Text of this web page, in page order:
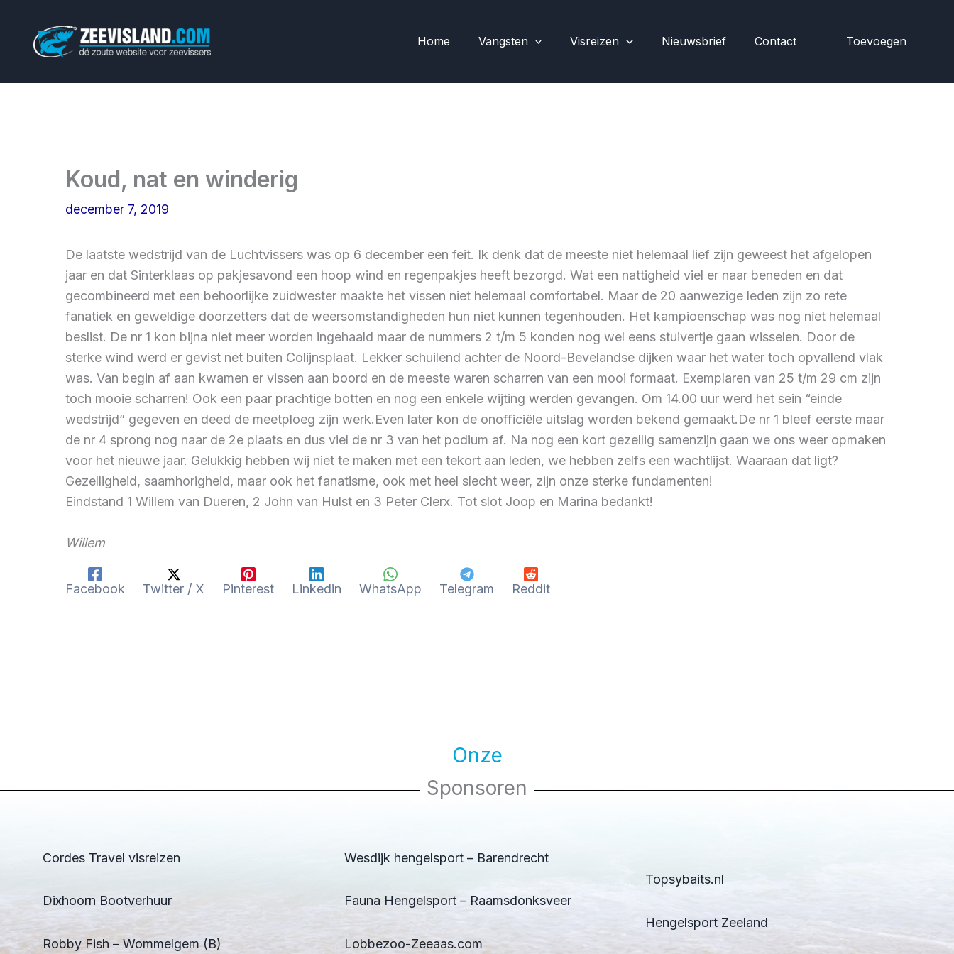
Home Vangsten Visreizen Nieuwsbrief Contact Toevoegen
Koud, nat en winderig
december 7, 2019
De laatste wedstrijd van de Luchtvissers was op 6 december een feit. Ik denk dat de meeste niet helemaal lief zijn geweest het afgelopen
jaar en dat Sinterklaas op pakjesavond een hoop wind en regenpakjes heeft bezorgd. Wat een nattigheid viel er naar beneden en dat
gecombineerd met een behoorlijke zuidwester maakte het vissen niet helemaal comfortabel. Maar de 20 aanwezige leden zijn zo rete
fanatiek en geweldige doorzetters dat de weersomstandigheden hun niet kunnen tegenhouden. Het kampioenschap was nog niet helemaal
beslist. De nr 1 kon bijna niet meer worden ingehaald maar de nummers 2 t/m 5 konden nog wel eens stuivertje gaan wisselen. Door de
sterke wind werd er gevist net buiten Colijnsplaat. Lekker schuilend achter de Noord-Bevelandse dijken waar het water toch opvallend vlak
was. Van begin af aan kwamen er vissen aan boord en de meeste waren scharren van een mooi formaat. Exemplaren van 25 t/m 29 cm zijn
toch mooie scharren! Ook een paar prachtige botten en nog een enkele wijting werden gevangen. Om 14.00 uur werd het sein “einde
wedstrijd” gegeven en deed de meetploeg zijn werk.Even later kon de onofficiële uitslag worden bekend gemaakt.De nr 1 bleef eerste maar
de nr 4 sprong nog naar de 2e plaats en dus viel de nr 3 van het podium af. Na nog een kort gezellig samenzijn gaan we ons weer opmaken
voor het nieuwe jaar. Gelukkig hebben wij niet te maken met een tekort aan leden, we hebben zelfs een wachtlijst. Waaraan dat ligt?
Gezelligheid, saamhorigheid, maar ook het fanatisme, ook met heel slecht weer, zijn onze sterke fundamenten!
Eindstand 1 Willem van Dueren, 2 John van Hulst en 3 Peter Clerx. Tot slot Joop en Marina bedankt!
Willem
Facebook Twitter / X Pinterest Linkedin WhatsApp Telegram Reddit
Onze
Sponsoren
Cordes Travel visreizen
Dixhoorn Bootverhuur
Robby Fish – Wommelgem (B)
Wesdijk hengelsport – Barendrecht
Fauna Hengelsport – Raamsdonksveer
Lobbezoo-Zeeaas.com
Topsybaits.nl
Hengelsport Zeeland